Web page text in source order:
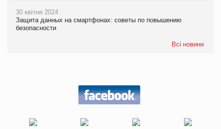
30 квітня 2024
Защита данных на смартфонах: советы по повышению
безопасности
Всі новини